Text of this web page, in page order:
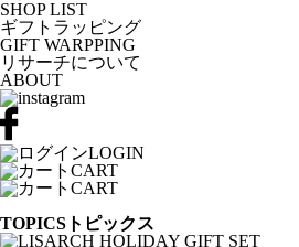
SHOP LIST
ギフトラッピング
GIFT WARPPING
リサーチについて
ABOUT
LOGIN
CART
CART
TOPICS トピックス